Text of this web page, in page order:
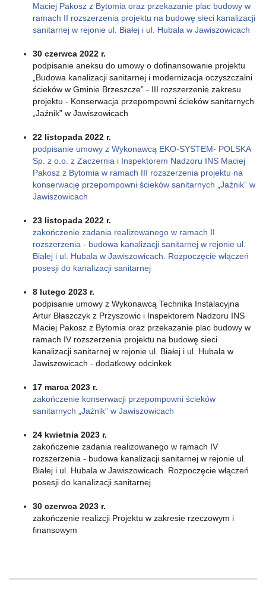
Maciej Pakosz z Bytomia oraz przekazanie plac budowy w
ramach II rozszerzenia projektu na budowę sieci kanalizacji
sanitarnej w rejonie ul. Białej i ul. Hubala w Jawiszowicach
30 czerwca 2022 r.
podpisanie aneksu do umowy o dofinansowanie projektu
„Budowa kanalizacji sanitarnej i modernizacja oczyszczalni
ścieków w Gminie Brzeszcze” - III rozszerzenie zakresu
projektu - Konserwacja przepompowni ścieków sanitarnych
„Jaźnik” w Jawiszowicach
22 listopada 2022 r.
podpisanie umowy z Wykonawcą EKO-SYSTEM- POLSKA
Sp. z o.o. z Zaczernia i Inspektorem Nadzoru INS Maciej
Pakosz z Bytomia w ramach III rozszerzenia projektu na
konserwację przepompowni ścieków sanitarnych „Jaźnik” w
Jawiszowicach
23 listopada 2022 r.
zakończenie zadania realizowanego w ramach II
rozszerzenia - budowa kanalizacji sanitarnej w rejonie ul.
Białej i ul. Hubala w Jawiszowicach. Rozpoczęcie włączeń
posesji do kanalizacji sanitarnej
8 lutego 2023 r.
podpisanie umowy z Wykonawcą Technika Instalacyjna
Artur Błaszczyk z Przyszowic i Inspektorem Nadzoru INS
Maciej Pakosz z Bytomia oraz przekazanie plac budowy w
ramach IV rozszerzenia projektu na budowę sieci
kanalizacji sanitarnej w rejonie ul. Białej i ul. Hubala w
Jawiszowicach - dodatkowy odcinkek
17 marca 2023 r.
zakończenie konserwacji przepompowni ścieków
sanitarnych „Jaźnik” w Jawiszowicach
24 kwietnia 2023 r.
zakończenie zadania realizowanego w ramach IV
rozszerzenia - budowa kanalizacji sanitarnej w rejonie ul.
Białej i ul. Hubala w Jawiszowicach. Rozpoczęcie włączeń
posesji do kanalizacji sanitarnej
30 czerwca 2023 r.
zakończenie realizcji Projektu w zakresie rzeczowym i
finansowym